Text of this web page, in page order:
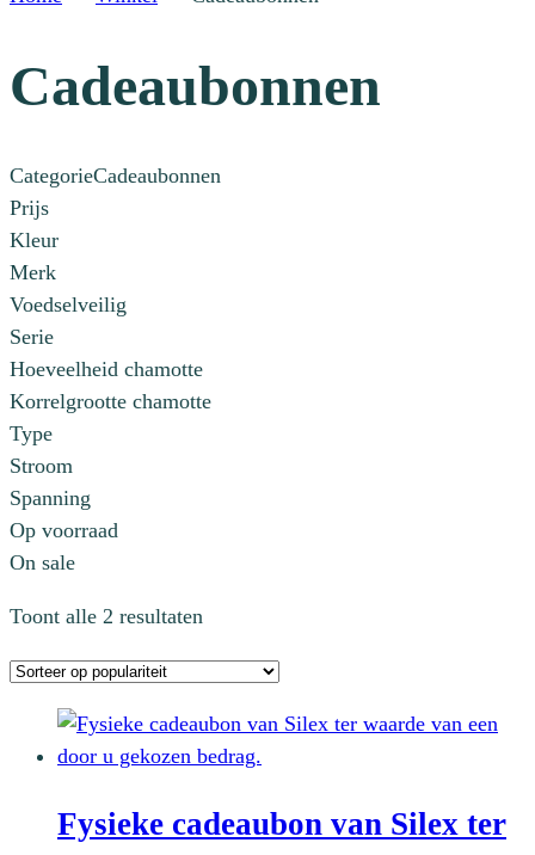
Cadeaubonnen
CategorieCadeaubonnen
Prijs
Kleur
Merk
Voedselveilig
Serie
Hoeveelheid chamotte
Korrelgrootte chamotte
Type
Stroom
Spanning
Op voorraad
On sale
Toont alle 2 resultaten
populariteit
Fysieke cadeaubon van Silex ter